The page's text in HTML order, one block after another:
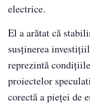
electrice.
El a arătat că
susținerea
reprezintă
proiectelor
corectă a pieței de